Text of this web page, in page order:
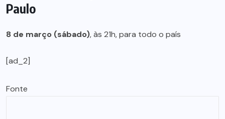
Paulo
8 de março (sábado), às 21h, para todo o país
[ad_2]
Fonte